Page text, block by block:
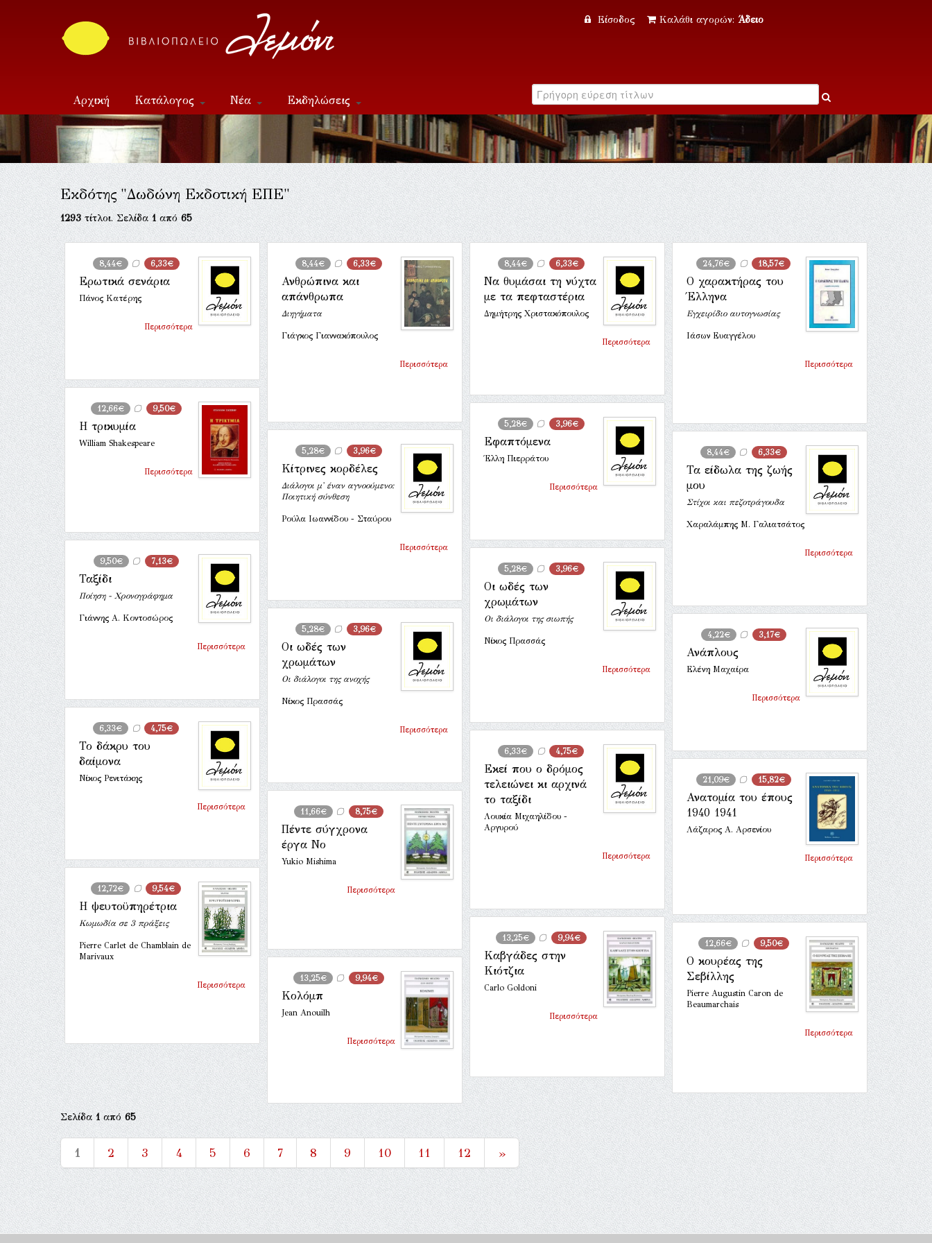
Είσοδος Καλάθι αγορών: Άδειο
Αρχική Κατάλογος Νέα Εκδηλώσεις
Επικοινωνία
Εκδότης "Δωδώνη Εκδοτική ΕΠΕ"
1293τίτλοι. Σελίδα1από65
8,44€ 6,33€
Ερωτικά σενάρια
Πάνος Κατέρης
Περισσότερα
8,44€ 6,33€
Ανθρώπινα και
απάνθρωπα
Διηγήματα
Γιάγκος Γιαννακόπουλος
Περισσότερα
8,44€ 6,33€
Να θυμάσαι τη νύχτα
με τα πεφταστέρια
Δημήτρης Χριστακόπουλος
Περισσότερα
24,76€ 18,57€
Ο χαρακτήρας του
Έλληνα
Εγχειρίδιο αυτογνωσίας
Ιάσων Ευαγγέλου
Περισσότερα
12,66€ 9,50€
Η τρικυμία
William Shakespeare
Περισσότερα
5,28€ 3,96€
Εφαπτόμενα
Έλλη Πιερράτου
Περισσότερα
5,28€ 3,96€
Κίτρινες κορδέλες
Διάλογοι μ' έναν αγνοούμενο:
Ποιητική σύνθεση
Ρούλα Ιωαννίδου - Σταύρου
Περισσότερα
8,44€ 6,33€
Τα είδωλα της ζωής
μου
Στίχοι και πεζοτράγουδα
Χαραλάμπης Μ. Γαλιατσάτος
Περισσότερα
9,50€
7,13€
Ταξίδι
Ποίηση - Χρονογράφημα
Γιάννης Α. Κοντοσώρος
Περισσότερα
5,28€ 3,96€
Οι ωδές των
χρωμάτων
Οι διάλογοι της σιωπής
Νίκος Πρασσάς
Περισσότερα
5,28€ 3,96€
Οι ωδές των
χρωμάτων
Οι διάλογοι της ανοχής
Νίκος Πρασσάς
Περισσότερα
4,22€ 3,17€
Ανάπλους
Ελένη Μαχαίρα
Περισσότερα
6,33€ 4,75€
Το δάκρυ του
δαίμονα
Νίκος Ρενιτάκης
Περισσότερα
6,33€ 4,75€
Εκεί που ο δρόμος
τελειώνει κι αρχινά
το ταξίδι
Λουκία Μιχαηλίδου -
Αργυρού
Περισσότερα
21,09€ 15,82€
Ανατομία του έπους
1940 1941
Λάζαρος Α. Αρσενίου
Περισσότερα
11,66€ 8,75€
Πέντε σύγχρονα
έργα Νο
Yukio Mishima
Περισσότερα
12,72€ 9,54€
Η ψευτοϋπηρέτρια
Κωμωδία σε 3 πράξεις
Pierre Carlet de Chamblain de
Marivaux
Περισσότερα
13,25€ 9,94€
Καβγάδες στην
Κιότζια
Carlo Goldoni
Περισσότερα
12,66€ 9,50€
Ο κουρέας της
Σεβίλλης
Pierre Augustin Caron de
Beaumarchais
Περισσότερα
13,25€ 9,94€
Κολόμπ
Jean Anouilh
Περισσότερα
Σελίδα1από65
1 2 3 4 5 6 7 8 9 10 11 12 »